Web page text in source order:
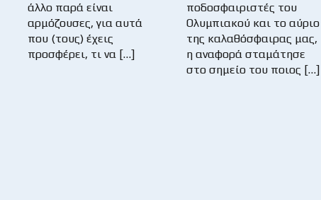
άλλο παρά είναι
αρμόζουσες, για αυτά
που (τους) έχεις
προσφέρει, τι να […]
ποδοσφαιριστές του
Ολυμπιακού και το αύριο
της καλαθόσφαιρας μας,
η αναφορά σταμάτησε
στο σημείο του ποιος […]